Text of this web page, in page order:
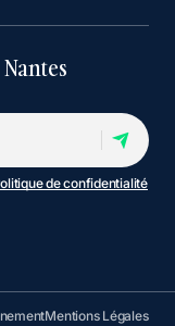
de confidentialité
Mentions Légales